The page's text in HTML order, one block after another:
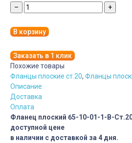
–
+
В корзину
Заказать в 1 клик
Похожие товары
Фланцы плоские ст.20, Фланцы
Описание
Доставка
Оплата
Фланец плоский 65-10-01-1-B-
доступной цене
в наличии с доставкой за 4 дня.